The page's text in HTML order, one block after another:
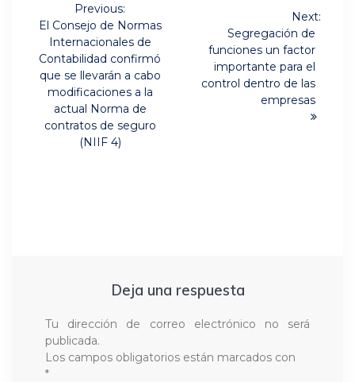
entradas
Previous:
Previous
post:
El Consejo de Normas
Internacionales de
Contabilidad confirmó
que se llevarán a cabo
modificaciones a la
actual Norma de
contratos de seguro
(NIIF 4)
Next:
post:
Segregación de
funciones un factor
importante para el
control dentro de las
empresas
Deja una respuesta
Tu dirección de correo electrónico no será
publicada.
Los campos obligatorios están marcados con
*